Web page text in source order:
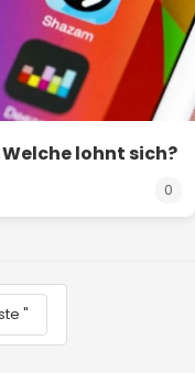
lohnt sich?
0
"